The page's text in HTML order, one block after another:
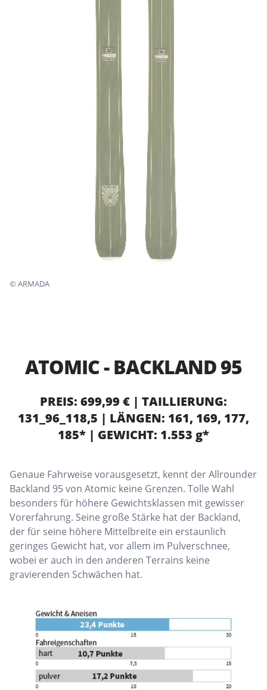
©ARMADA
ATOMIC - BACKLAND 95
PREIS: 699,99 € | TAILLIERUNG:
131_96_118,5 | LÄNGEN: 161, 169, 177,
185* | GEWICHT: 1.553 g*
Genaue Fahrweise vorausgesetzt, kennt der Allrounder
Backland 95 von Atomic keine Grenzen. Tolle Wahl
besonders für höhere Gewichtsklassen mit gewisser
Vorerfahrung. Seine große Stärke hat der Backland,
der für seine höhere Mittelbreite ein erstaunlich
geringes Gewicht hat, vor allem im Pulverschnee,
wobei er auch in den anderen Terrains keine
gravierenden Schwächen hat.